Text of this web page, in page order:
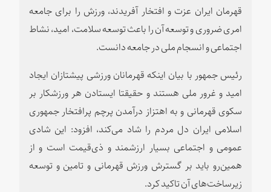
قهرمان ایران عزت و افتخار آفریدند، ورزش را برای جامعه
امری ضروری و توسعه آن را باعث توسعه سلامت، امید، نشاط
اجتماعی و انسجام ملی در جامعه دانست.
رئیس جمهور با بیان اینکه قهرمانان ورزشی پیشتازان ایجاد
امید و غرور ملی هستند و حقیقتا ایستادن هر ورزشکار بر
سکوی قهرمانی و به اهتزاز درآمدن پرچم پرافتخار جمهوری
اسلامی ایران دل مردم را شاد می‌کند، افزود: این شادی
عمومی و اجتماعی بسیار ارزشمند و ذی‌قیمت است و از
همین‌رو باید بر گسترش ورزش قهرمانی و تامین و توسعه
زیرساخت‌های آن تاکید کرد.